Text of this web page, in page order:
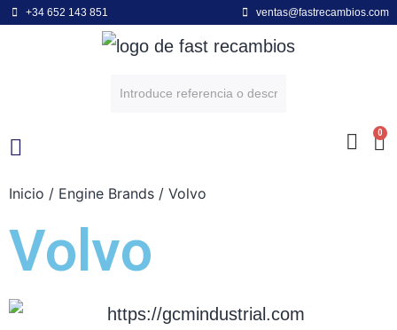
+34 652 143 851 ventas@fastrecambios.com
0
Inicio / Engine Brands / Volvo
Volvo